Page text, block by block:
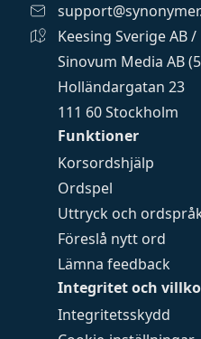
Funktioner
Korsordshjälp
Ordspel
Uttryck och
Föreslå nytt ord
Lämna feedback
Integritet och
Integritetsskydd
Keesing Sverige AB /
Sinovum Media AB
Holländargatan 23
111 60 Stockholm